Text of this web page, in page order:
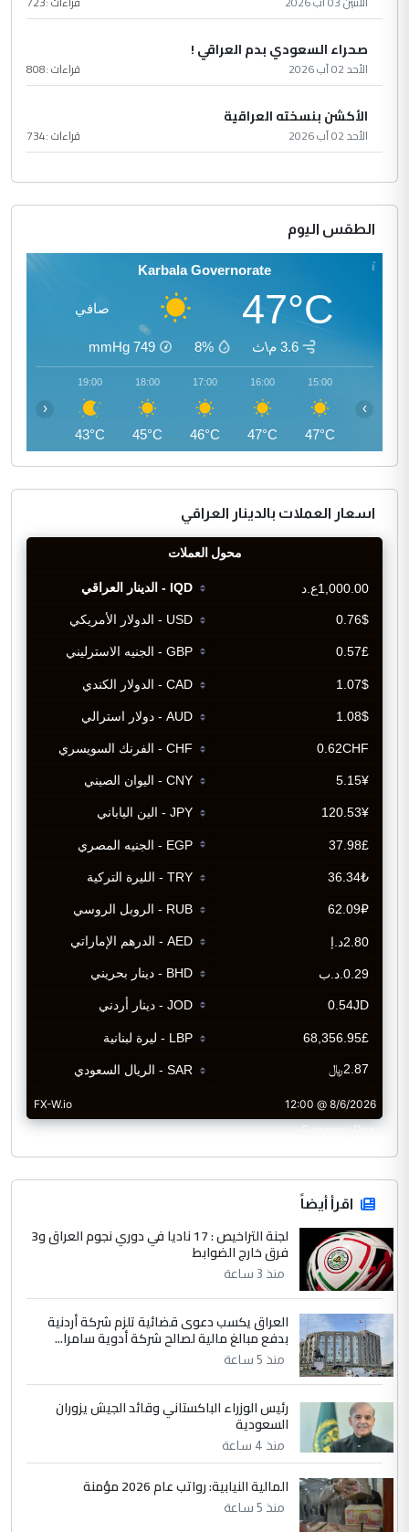
صحراء السعودي بدم العراقي !
الأحد 02 آب 2026 قراءات :808
الأكشن بنسخته العراقية
الأحد 02 آب 2026 قراءات :734
الطقس اليوم
Karbala Governorate
47°C صافي
3.6 م\ث 8%
749
mmHg
15:00
47°C
16:00
47°C
17:00
46°C
18:00
45°C
19:00
43°C
‹ ›
اسعار العملات بالدينار العراقي
CurrencyRate
اقرأ أيضاً
لجنة التراخيص : 17 ناديا في دوري نجوم العراق و3
فرق خارج الضوابط
منذ 3 ساعة
العراق يكسب دعوى قضائية تلزم شركة أردنية
بدفع مبالغ مالية لصالح شركة أدوية سامرا...
منذ 5 ساعة
رئيس الوزراء الباكستاني وقائد الجيش يزوران
السعودية
منذ 4 ساعة
المالية النيابية: رواتب عام 2026 مؤمنة
منذ 5 ساعة